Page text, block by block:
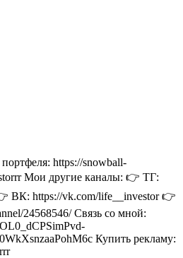
https://snowball-
Мои другие каналы: 👉 ТГ:
ВК: https://vk.com/life__investor 👉
24568546/ Связь со мной:
Купить рекламу: